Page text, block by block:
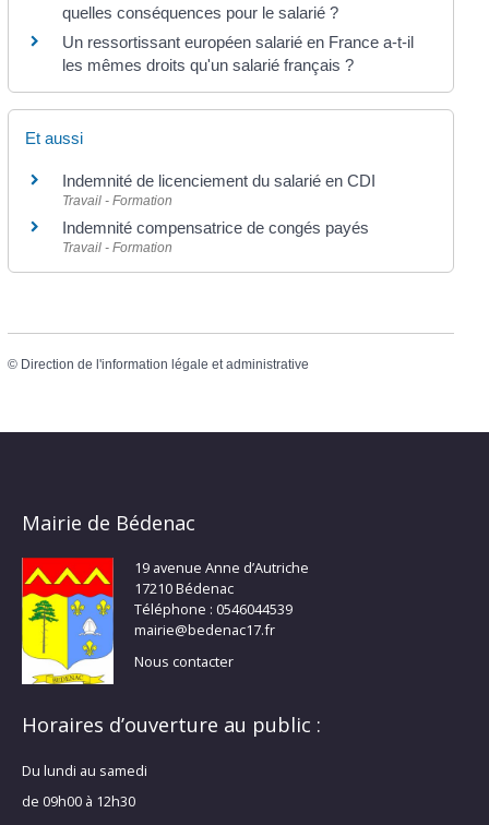
quelles conséquences pour le salarié ?
Un ressortissant européen salarié en France a-t-il
les mêmes droits qu'un salarié français ?
Et aussi
Indemnité de licenciement du salarié en CDI
Travail - Formation
Indemnité compensatrice de congés payés
Travail - Formation
© Direction de l'information légale et administrative
Mairie de Bédenac
19 avenue Anne d’Autriche
17210 Bédenac
Téléphone : 0546044539
mairie@bedenac17.fr
Nous contacter
Horaires d’ouverture au public :
Du lundi au samedi
de 09h00 à 12h30